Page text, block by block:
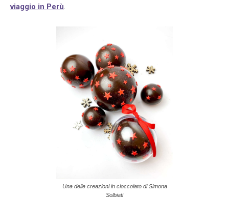
viaggio in Perù
Una delle creazioni in cioccolato di Simona
Solbiati